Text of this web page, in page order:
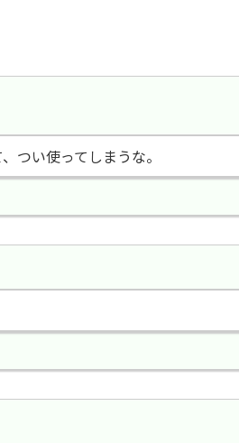
つい使ってしまうな。